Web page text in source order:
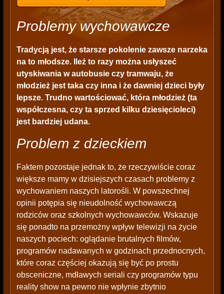
Problemy wychowawcze
Tradycją jest, że starsze pokolenie zawsze narzeka
na to młodsze. Ileż to razy można usłyszeć
utyskiwania w autobusie czy tramwaju, że
młodzież jest taka czy inna i że dawniej dzieci były
lepsze. Trudno wartościować, która młodzież (ta
współczesna, czy ta sprzed kilku dziesięcioleci)
jest bardziej udana.
Problem z dzieckiem
Faktem pozostaje jednak to, że rzeczywiście coraz
większe mamy w dzisiejszych czasach problemy z
wychowaniem naszych latorośli. W powszechnej
opinii potępia się nieudolność wychowawczą
rodziców oraz szkolnych wychowawców. Wskazuje
się ponadto na przemożny wpływ telewizji na życie
naszych pociech: oglądanie brutalnych filmów,
programów nadawanych w godzinach przednocnych,
które coraz częściej okazują się być po prostu
obsceniczne, mdławych seriali czy programów typu
reality show na pewno nie wpłynie zbytnio